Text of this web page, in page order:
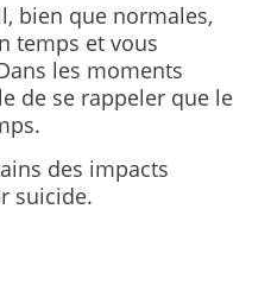
bien que normales,
temps et vous
les moments
de se rappeler que le
des impacts
suicide.